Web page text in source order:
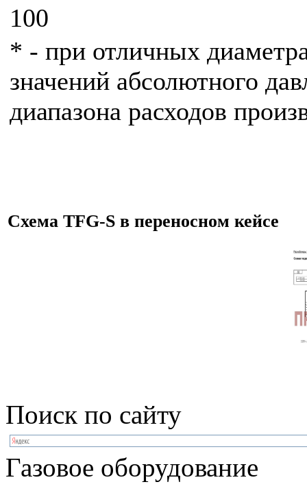
100
* - при отличных
значений абсолютного
диапазона расходов
Схема TFG-S в переносном кейсе
Поиск по сайту
Газовое оборудование